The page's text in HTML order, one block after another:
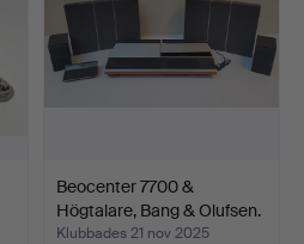
Beocenter 7700 &
Högtalare, Bang & Olufsen.
Klubbades 21 nov 2025